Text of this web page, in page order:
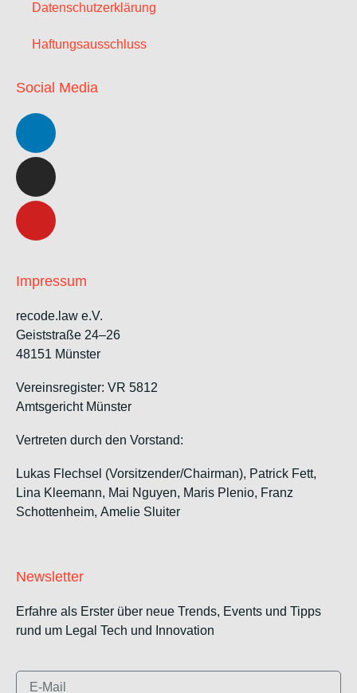
Datenschutzerklärung
Haftungsausschluss
Social Media
Impressum
recode.law e.V.
Geiststraße 24–26
48151 Münster
Vereinsregister: VR 5812
Amtsgericht Münster
Vertreten durch den Vorstand:
Lukas Flechsel (Vorsitzender/Chairman), Patrick Fett,
Lina Kleemann, Mai Nguyen, Maris Plenio, Franz
Schottenheim, Amelie Sluiter
Newsletter
Erfahre als Erster über neue Trends, Events und Tipps
rund um Legal Tech und Innovation